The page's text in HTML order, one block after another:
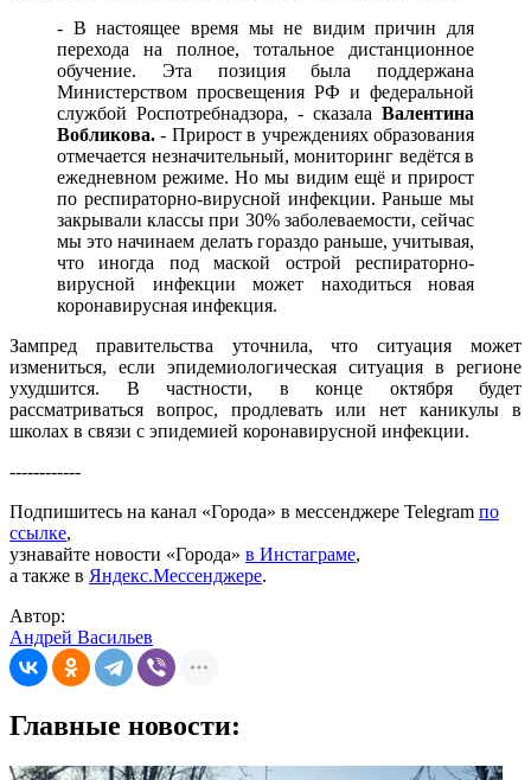
- В настоящее время мы не видим причин для
перехода на полное, тотальное дистанционное
обучение. Эта позиция была поддержана
Министерством просвещения РФ и федеральной
службой Роспотребнадзора, - сказала Валентина
Вобликова. - Прирост в учреждениях образования
отмечается незначительный, мониторинг ведётся в
ежедневном режиме. Но мы видим ещё и прирост
по респираторно-вирусной инфекции. Раньше мы
закрывали классы при 30% заболеваемости, сейчас
мы это начинаем делать гораздо раньше, учитывая,
что иногда под маской острой респираторно-
вирусной инфекции может находиться новая
коронавирусная инфекция.
Зампред правительства уточнила, что ситуация может
измениться, если эпидемиологическая ситуация в регионе
ухудшится. В частности, в конце октября будет
рассматриваться вопрос, продлевать или нет каникулы в
школах в связи с эпидемией коронавирусной инфекции.
------------
Подпишитесь на канал «Города» в мессенджере Telegram по
ссылке,
узнавайте новости «Города» в Инстаграме,
а также в Яндекс.Мессенджере.
Автор:
Андрей Васильев
Главные новости: